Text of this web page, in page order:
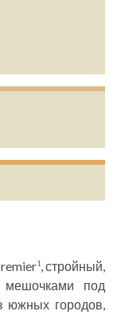
1, стройный,
под
южных городов,